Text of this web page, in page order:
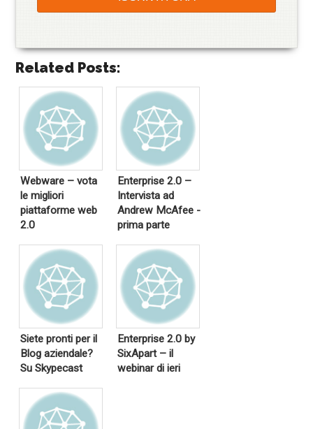
Related Posts:
Webware – vota
le migliori
piattaforme web
2.0
Enterprise 2.0 –
Intervista ad
Andrew McAfee -
prima parte
Siete pronti per il
Blog aziendale?
Su Skypecast
Enterprise 2.0 by
SixApart – il
webinar di ieri